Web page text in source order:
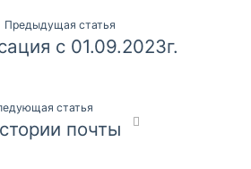
Предыдущая статья
с 01.09.2023г.
статья
почты